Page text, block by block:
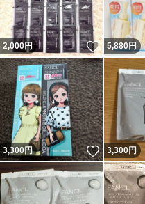
2,000円 いいね！
5,880円
3,300円 いいね！
3,300円